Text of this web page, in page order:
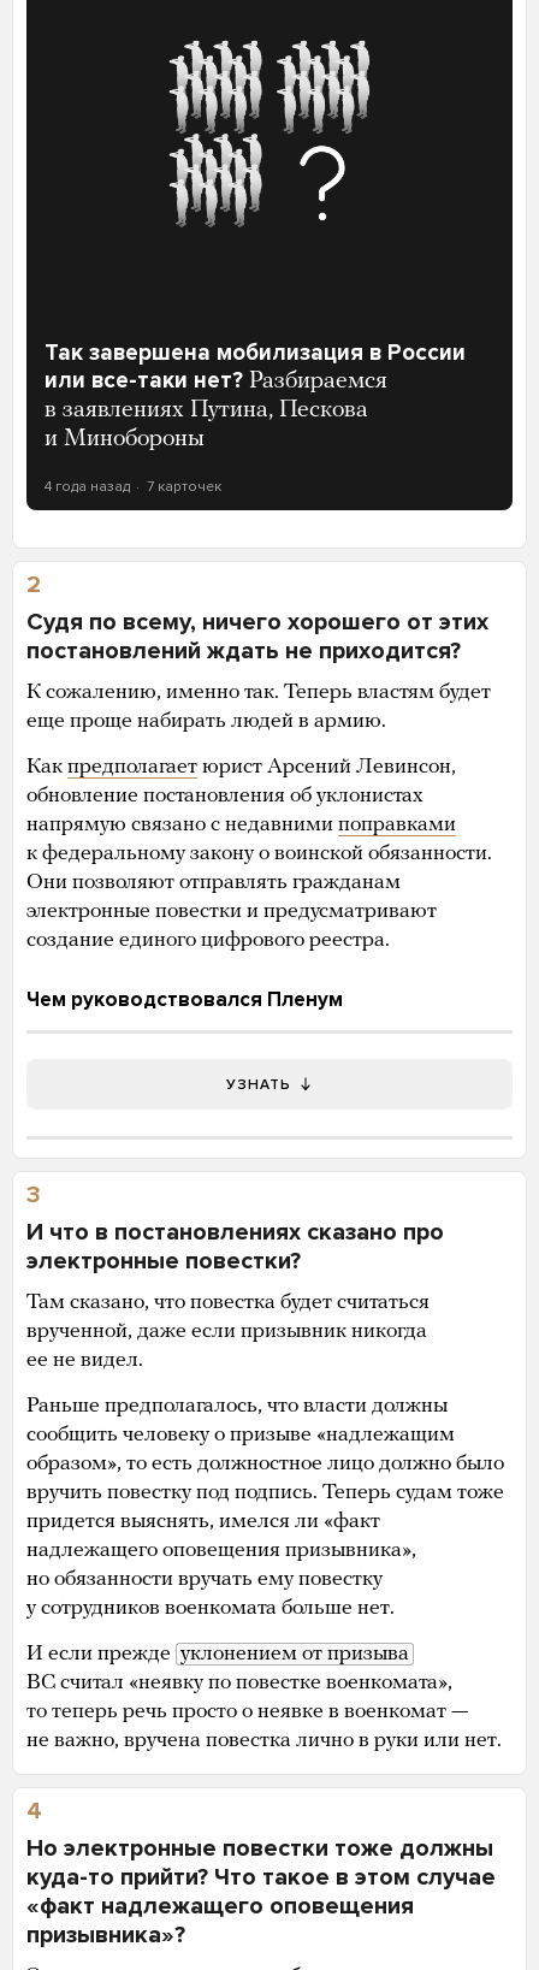
Так завершена мобилизация в России
или все-таки нет? Разбираемся
в заявлениях Путина, Пескова
и Минобороны
4 года назад 7 карточек
2
Судя по всему, ничего хорошего от этих
постановлений ждать не приходится?
К сожалению, именно так. Теперь властям будет
еще проще набирать людей в армию.
Как предполагает юрист Арсений Левинсон,
обновление постановления об уклонистах
напрямую связано с недавними поправками
к федеральному закону о воинской обязанности.
Они позволяют отправлять гражданам
электронные повестки и предусматривают
создание единого цифрового реестра.
Чем руководствовался Пленум
УЗНАТЬ
3
И что в постановлениях сказано про
электронные повестки?
Там сказано, что повестка будет считаться
врученной, даже если призывник никогда
ее не видел.
Раньше предполагалось, что власти должны
сообщить человеку о призыве «надлежащим
образом», то есть должностное лицо должно было
вручить повестку под подпись. Теперь судам тоже
придется выяснять, имелся ли «факт
надлежащего оповещения призывника»,
но обязанности вручать ему повестку
у сотрудников военкомата больше нет.
И если прежде уклонением от призыва
ВС считал «неявку по повестке военкомата»,
то теперь речь просто о неявке в военкомат —
не важно, вручена повестка лично в руки или нет.
4
Но электронные повестки тоже должны
куда-то прийти? Что такое в этом случае
«факт надлежащего оповещения
призывника»?